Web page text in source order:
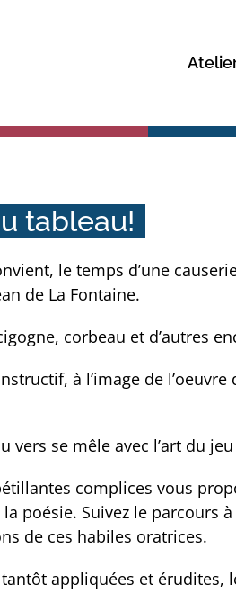
tableau!
le temps d’une
de La Fontaine.
corbeau et d’autres
à l’image de
vers se mêle avec l’art du
complices vous
poésie. Suivez le parcours
de ces habiles oratrices.
appliquées et érudites,